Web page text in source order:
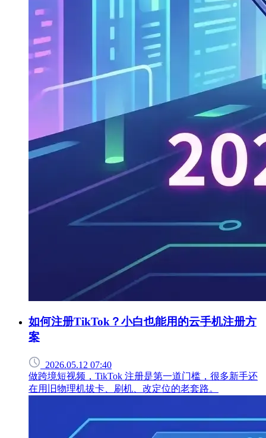
如何注册TikTok？小白也能用的云手机注册方
案
2026.05.12 07:40
做跨境短视频，TikTok 注册是第一道门槛，很多新手还
在用旧物理机拔卡、刷机、改定位的老套路。